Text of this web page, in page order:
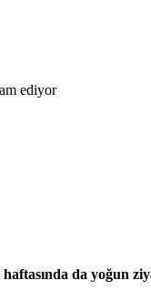
da yoğun